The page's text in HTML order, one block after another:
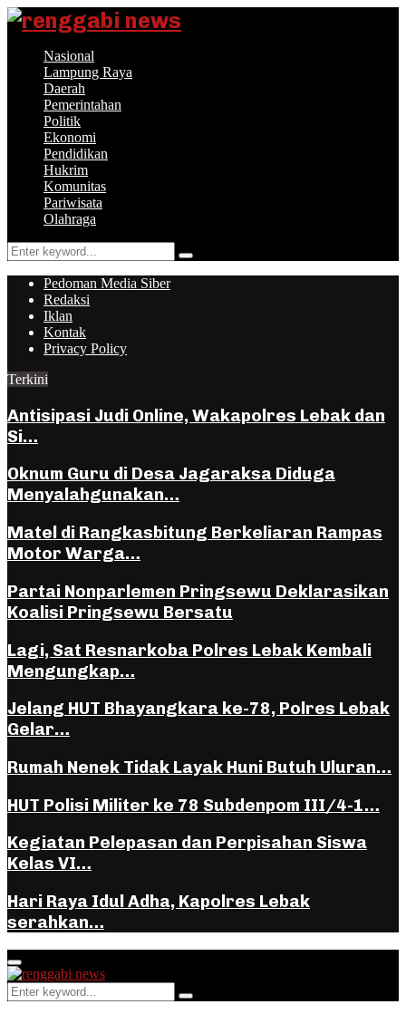
Nasional
Lampung Raya
Daerah
Pemerintahan
Politik
Ekonomi
Pendidikan
Hukrim
Komunitas
Pariwisata
Olahraga
Search
for:
Search
Pedoman Media Siber
Redaksi
Iklan
Kontak
Privacy Policy
Terkini
Antisipasi Judi Online, Wakapolres Lebak dan
Si…
Oknum Guru di Desa Jagaraksa Diduga
Menyalahgunakan…
Matel di Rangkasbitung Berkeliaran Rampas
Motor Warga…
Partai Nonparlemen Pringsewu Deklarasikan
Koalisi Pringsewu Bersatu
Lagi, Sat Resnarkoba Polres Lebak Kembali
Mengungkap…
Jelang HUT Bhayangkara ke-78, Polres Lebak
Gelar…
Rumah Nenek Tidak Layak Huni Butuh Uluran…
HUT Polisi Militer ke 78 Subdenpom III/4-1…
Kegiatan Pelepasan dan Perpisahan Siswa
Kelas VI…
Hari Raya Idul Adha, Kapolres Lebak
serahkan…
Facebook
Instagram
Youtube
Whatsapp
Primary
Menu
Search
for:
Search